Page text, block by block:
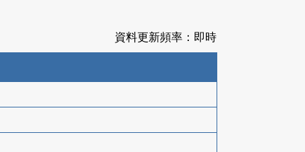
資料更新頻率：即時